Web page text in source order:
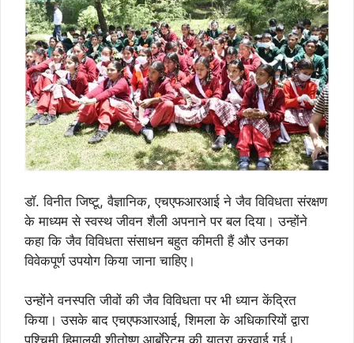
डॉ. विनीत जिष्टू, वैज्ञानिक, एचएफआरआई ने जैव विविधता संरक्षण
के माध्यम से स्वस्थ जीवन शैली अपनाने पर बल दिया। उन्होंने
कहा कि जैव विविधता संसाधन बहुत कीमती हैं और उनका
विवेकपूर्ण उपयोग किया जाना चाहिए।
उन्होंने वनस्पति जीवों की जैव विविधता पर भी ध्यान केंद्रित
किया। उसके बाद एचएफआरआई, शिमला के अधिकारियों द्वारा